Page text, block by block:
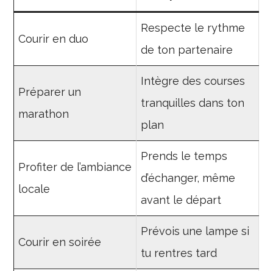
Courir en duo
Respecte le rythme
de ton partenaire
Préparer un
marathon
Intègre des courses
tranquilles dans ton
plan
Profiter de l’ambiance
locale
Prends le temps
d’échanger, même
avant le départ
Courir en soirée
Prévois une lampe si
tu rentres tard